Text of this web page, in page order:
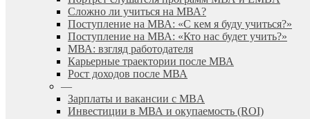
Сложно ли учиться на МВА?
Поступление на МВА: «С кем я буду учиться?»
Поступление на МВА: «Кто нас будет учить?»
МВА: взгляд работодателя
Карьерные траектории после МВА
Рост доходов после МВА
—
Зарплаты и вакансии с MBA
Инвестиции в МВА и окупаемость (ROI)